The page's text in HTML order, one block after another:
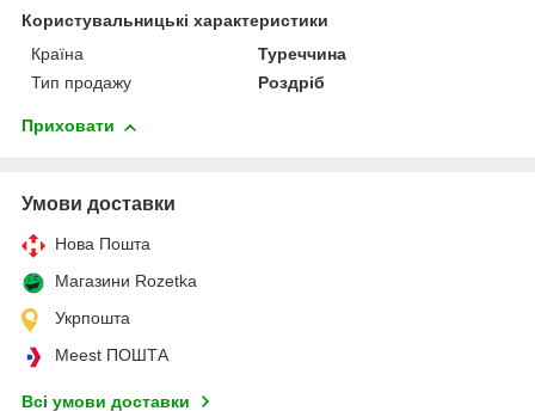
Користувальницькі характеристики
Країна
Туреччина
Тип продажу
Роздріб
Приховати
Умови доставки
Нова Пошта
Магазини Rozetka
Укрпошта
Meest ПОШТА
Всі умови доставки